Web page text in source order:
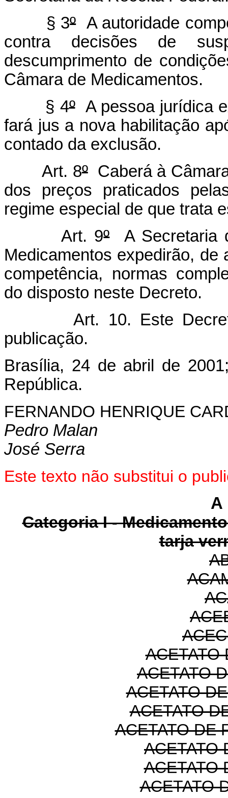
§ 3ºA autoridade
contra decisões de
descumprimento de
Câmara de Medicamentos.
§ 4ºA pessoa jurídica
fará jus a nova habilitação
contado da exclusão.
Art. 8ºCaberá à
dos preços praticados
regime especial de que trata
Art. 9ºA Secretaria
Medicamentos expedirão,
competência, normas
do disposto neste Decreto.
Art. 10. Este
publicação.
Brasília, 24 de abril de
República.
FERNANDO HENRIQUE
Pedro Malan
José Serra
Este texto não substitui o
A
Categoria I -
tarja
ACETATO
ACETATO
ACETATO
ACETATO
ACETATO DE
ACETATO
ACETATO
ACETATO